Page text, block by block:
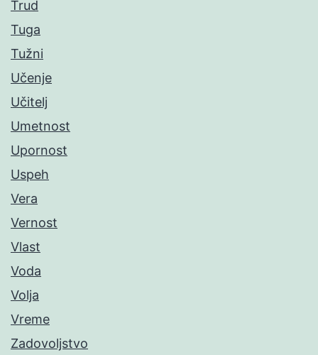
Trud
Tuga
Tužni
Učenje
Učitelj
Umetnost
Upornost
Uspeh
Vera
Vernost
Vlast
Voda
Volja
Vreme
Zadovoljstvo